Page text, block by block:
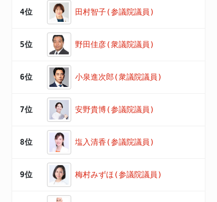
4位 田村智子(参議院議員)
5位 野田佳彦(衆議院議員)
6位 小泉進次郎(衆議院議員)
7位 安野貴博(参議院議員)
8位 塩入清香(参議院議員)
9位 梅村みずほ(参議院議員)